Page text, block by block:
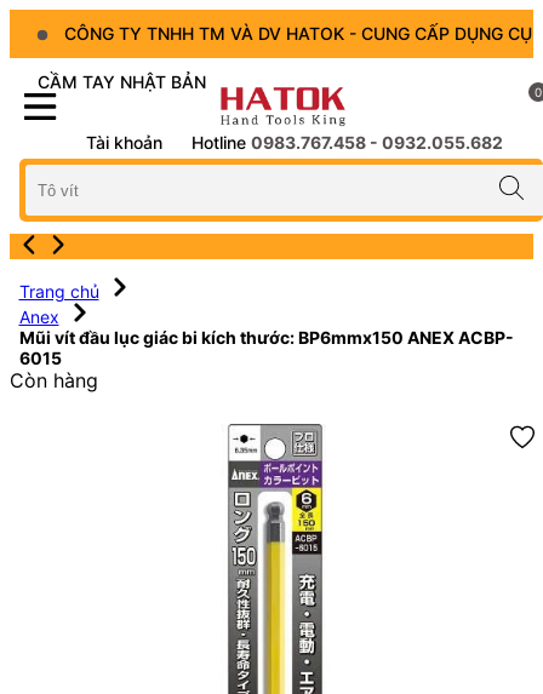
CÔNG TY TNHH TM VÀ DV HATOK - CUNG CẤP DỤNG CỤ
CẦM TAY NHẬT BẢN
Tài khoản Hotline 0983.767.458 - 0932.055.682
0
Trang chủ
Anex
Mũi vít đầu lục giác bi kích thước: BP6mmx150 ANEX ACBP-
6015
Còn hàng